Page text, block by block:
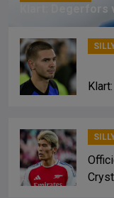
Klart: